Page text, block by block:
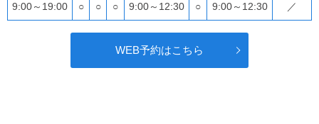
9:00～19:00 ○ ○ ○ 9:00～12:30 ○ 9:00～12:30 ／
WEB予約はこちら